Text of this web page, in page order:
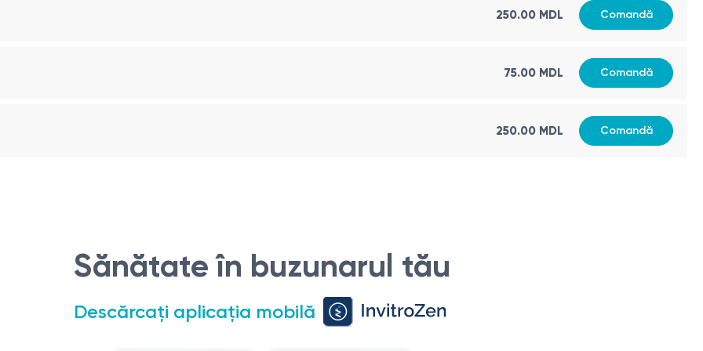
sănătății organismului. Consumul adecvat de zinc prin alimentație este important pentru a asigura funcționarea
comentarii și nu adăuga nimic în plus la marcaje de tine - doar răspunsul și nimic mai mult. Asigură-te că în textul
de bogat în:
250.00 MDL Comandă
75.00 MDL Comandă
250.00 MDL Comandă
Sănătate în buzunarul tău
Descărcați aplicația mobilă